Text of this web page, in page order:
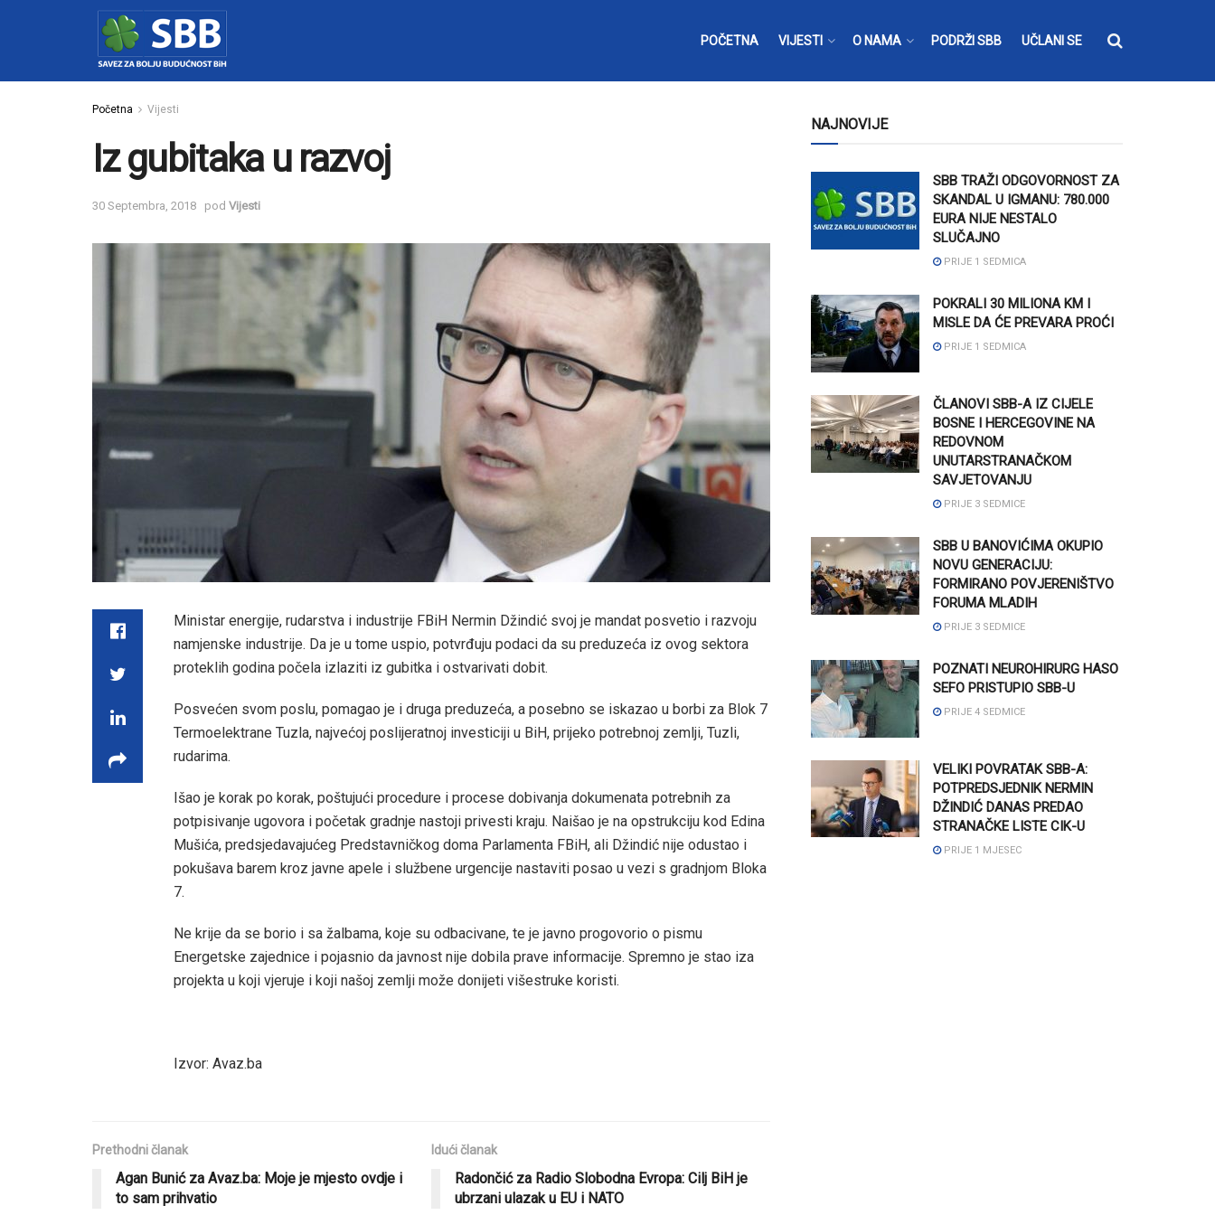
POČETNA VIJESTI O NAMA PODRŽI SBB UČLANI SE
Početna Vijesti
Iz gubitaka u razvoj
30 Septembra, 2018 pod Vijesti
Ministar energije, rudarstva i industrije FBiH Nermin Džindić svoj je mandat posvetio i razvoju
namjenske industrije. Da je u tome uspio, potvrđuju podaci da su preduzeća iz ovog sektora
proteklih godina počela izlaziti iz gubitka i ostvarivati dobit.
Posvećen svom poslu, pomagao je i druga preduzeća, a posebno se iskazao u borbi za Blok 7
Termoelektrane Tuzla, najvećoj poslijeratnoj investiciji u BiH, prijeko potrebnoj zemlji, Tuzli,
rudarima.
Išao je korak po korak, poštujući procedure i procese dobivanja dokumenata potrebnih za
potpisivanje ugovora i početak gradnje nastoji privesti kraju. Naišao je na opstrukciju kod Edina
Mušića, predsjedavajućeg Predstavničkog doma Parlamenta FBiH, ali Džindić nije odustao i
pokušava barem kroz javne apele i službene urgencije nastaviti posao u vezi s gradnjom Bloka
7.
Ne krije da se borio i sa žalbama, koje su odbacivane, te je javno progovorio o pismu
Energetske zajednice i pojasnio da javnost nije dobila prave informacije. Spremno je stao iza
projekta u koji vjeruje i koji našoj zemlji može donijeti višestruke koristi.
Izvor: Avaz.ba
Prethodni članak
Agan Bunić za Avaz.ba: Moje je mjesto ovdje i
to sam prihvatio
Idući članak
Radončić za Radio Slobodna Evropa: Cilj BiH je
ubrzani ulazak u EU i NATO
NAJNOVIJE
SBB TRAŽI ODGOVORNOST ZA
SKANDAL U IGMANU: 780.000
EURA NIJE NESTALO
SLUČAJNO
PRIJE 1 SEDMICA
POKRALI 30 MILIONA KM I
MISLE DA ĆE PREVARA PROĆI
PRIJE 1 SEDMICA
ČLANOVI SBB-A IZ CIJELE
BOSNE I HERCEGOVINE NA
REDOVNOM
UNUTARSTRANAČKOM
SAVJETOVANJU
PRIJE 3 SEDMICE
SBB U BANOVIĆIMA OKUPIO
NOVU GENERACIJU:
FORMIRANO POVJERENIŠTVO
FORUMA MLADIH
PRIJE 3 SEDMICE
POZNATI NEUROHIRURG HASO
SEFO PRISTUPIO SBB-U
PRIJE 4 SEDMICE
VELIKI POVRATAK SBB-A:
POTPREDSJEDNIK NERMIN
DŽINDIĆ DANAS PREDAO
STRANAČKE LISTE CIK-U
PRIJE 1 MJESEC